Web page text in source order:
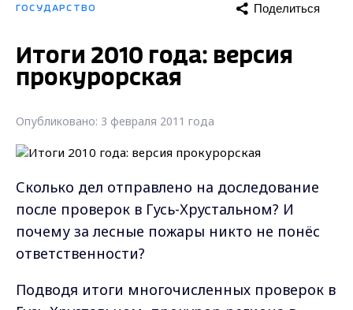
ГОСУДАРСТВО Поделиться
Итоги 2010 года: версия
прокурорская
Опубликовано: 3 февраля 2011 года
Сколько дел отправлено на доследование
после проверок в Гусь-Хрустальном? И
почему за лесные пожары никто не понёс
ответственности?
Подводя итоги многочисленных проверок в